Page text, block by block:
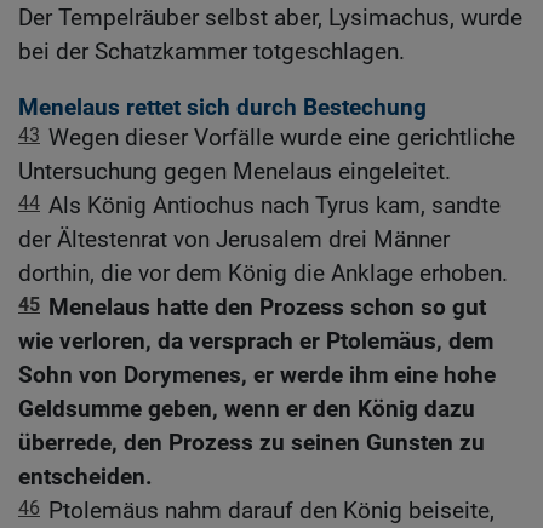
Der Tempelräuber selbst aber, Lysimachus, wurde
bei der Schatzkammer totgeschlagen.
Menelaus rettet sich durch Bestechung
43 Wegen dieser Vorfälle wurde eine gerichtliche
Untersuchung gegen Menelaus eingeleitet.
44 Als König Antiochus nach Tyrus kam, sandte
der Ältestenrat von Jerusalem drei Männer
dorthin, die vor dem König die Anklage erhoben.
45 Menelaus hatte den Prozess schon so gut
wie verloren, da versprach er Ptolemäus, dem
Sohn von Dorymenes, er werde ihm eine hohe
Geldsumme geben, wenn er den König dazu
überrede, den Prozess zu seinen Gunsten zu
entscheiden.
46 Ptolemäus nahm darauf den König beiseite,